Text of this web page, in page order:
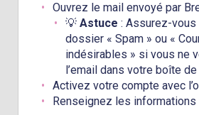
Ouvrez le mail envoyé par
💡 Astuce : Assurez-
dossier « Spam » ou «
indésirables » si vous ne
l’email dans votre boîte
Activez votre compte avec
Renseignez les informations